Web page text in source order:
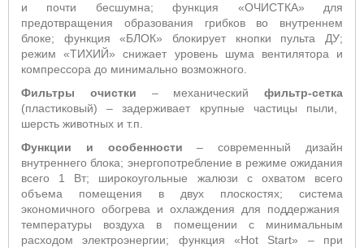
и почти бесшумна; функция «ОЧИСТКА» для
предотвращения образования грибков во внутреннем
блоке; функция «БЛОК» блокирует кнопки пульта ДУ;
режим «ТИХИЙ» снижает уровень шума вентилятора и
компрессора до минимально возможного.
Фильтры очистки – механический фильтр-сетка
(пластиковый) – задерживает крупные частицы пыли,
шерсть животных и т.п.
Функции и особенности – современный дизайн
внутреннего блока; энергопотребление в режиме ожидания
всего 1 Вт; широкоугольные жалюзи с охватом всего
объема помещения в двух плоскостях; система
экономичного обогрева и охлаждения для поддержания
температуры воздуха в помещении с минимальным
расходом электроэнергии; функция «Hot Start» – при